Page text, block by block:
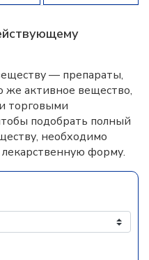
— препараты,
же активное вещество,
торговыми
подобрать полный
необходимо
форму.